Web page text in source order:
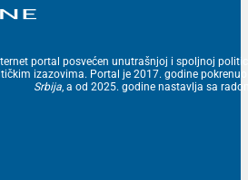
portal posvećen unutrašnjoj i spoljnoj
izazovima. Portal je 2017. godine
Srbija, a od 2025. godine nastavlja sa